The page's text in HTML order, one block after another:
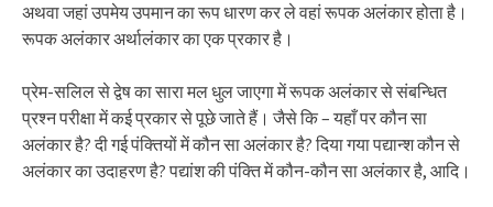
अथवा जहां उपमेय उपमान का रूप धारण कर ले वहां रूपक अलंकार होता है।
रूपक अलंकार अर्थालंकार का एक प्रकार है।
प्रेम-सलिल से द्वेष का सारा मल धुल जाएगा में रूपक अलंकार से संबन्धित
प्रश्न परीक्षा में कई प्रकार से पूछे जाते हैं। जैसे कि – यहाँ पर कौन सा
अलंकार है? दी गई पंक्तियों में कौन सा अलंकार है? दिया गया पद्यान्श कौन से
अलंकार का उदाहरण है? पद्यांश की पंक्ति में कौन-कौन सा अलंकार है, आदि।